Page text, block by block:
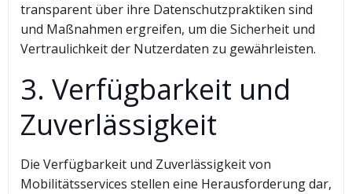
transparent über ihre Datenschutzpraktiken sind
und Maßnahmen ergreifen, um die Sicherheit und
Vertraulichkeit der Nutzerdaten zu gewährleisten.
3. Verfügbarkeit und
Zuverlässigkeit
Die Verfügbarkeit und Zuverlässigkeit von
Mobilitätsservices stellen eine Herausforderung dar,